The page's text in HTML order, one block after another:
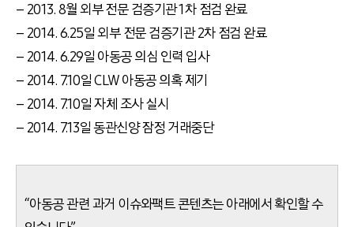
– 2013. 8월 외부 전문 검증기관 1차 점검 완료
– 2014. 6.25일 외부 전문 검증기관 2차 점검 완료
– 2014. 6.29일 아동공 의심 인력 입사
– 2014. 7.10일 CLW 아동공 의혹 제기
– 2014. 7.10일 자체 조사 실시
– 2014. 7.13일 동관신양 잠정 거래중단
“아동공 관련 과거 이슈와팩트 콘텐츠는 아래에서 확인할 수